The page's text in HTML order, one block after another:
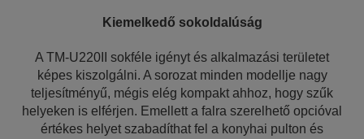
Kiemelkedő sokoldalúság
A TM-U220II sokféle igényt és alkalmazási területet
képes kiszolgálni. A sorozat minden modellje nagy
teljesítményű, mégis elég kompakt ahhoz, hogy szűk
helyeken is elférjen. Emellett a falra szerelhető opcióval
értékes helyet szabadíthat fel a konyhai pulton és